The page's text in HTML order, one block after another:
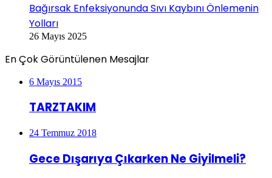
Bağırsak Enfeksiyonunda Sıvı Kaybını Önlemenin
Yolları
26 Mayıs 2025
En Çok Görüntülenen Mesajlar
6 Mayıs 2015
TARZTAKIM
24 Temmuz 2018
Gece Dışarıya Çıkarken Ne Giyilmeli?